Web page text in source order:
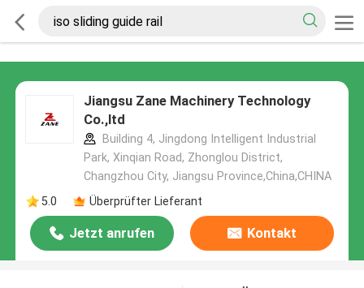
Jiangsu Zane Machinery Technology
Co.,ltd
Building 4, Jingdong Intelligent Industrial
Park, Xinqian Road, Zhonglou District,
Changzhou City, Jiangsu Province,China,CHINA
5.0
Überprüfter Lieferant
Jetzt anrufen Kontakt